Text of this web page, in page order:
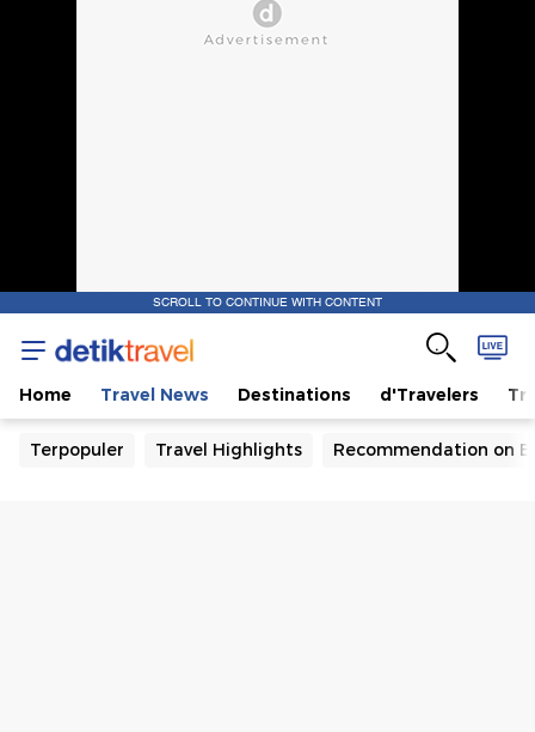
SCROLL TO CONTINUE WITH CONTENT
Home Travel News Destinations d'Travelers
Terpopuler Travel Highlights Recommendation on